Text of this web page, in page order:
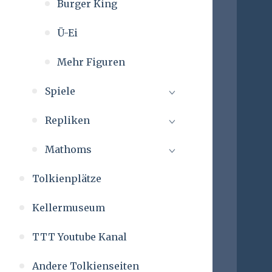
Burger King
Ü-Ei
Mehr Figuren
Spiele
Repliken
Mathoms
Tolkienplätze
Kellermuseum
TTT Youtube Kanal
Andere Tolkienseiten